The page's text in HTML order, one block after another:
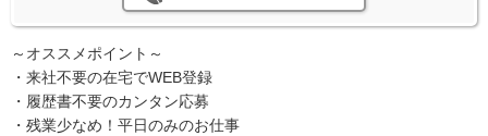
～オススメポイント～
・来社不要の在宅でWEB登録
・履歴書不要のカンタン応募
・残業少なめ！平日のみのお仕事